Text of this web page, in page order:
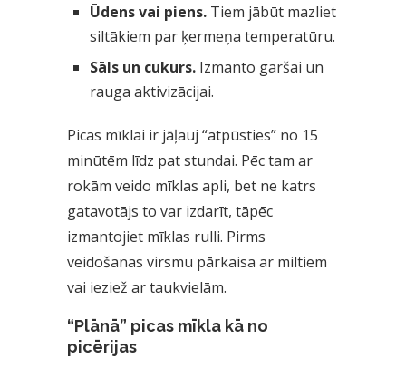
Ūdens vai piens. Tiem jābūt mazliet
siltākiem par ķermeņa temperatūru.
Sāls un cukurs. Izmanto garšai un
rauga aktivizācijai.
Picas mīklai ir jāļauj “atpūsties” no 15
minūtēm līdz pat stundai. Pēc tam ar
rokām veido mīklas apli, bet ne katrs
gatavotājs to var izdarīt, tāpēc
izmantojiet mīklas rulli. Pirms
veidošanas virsmu pārkaisa ar miltiem
vai ieziež ar taukvielām.
“Plānā” picas mīkla kā no
picērijas